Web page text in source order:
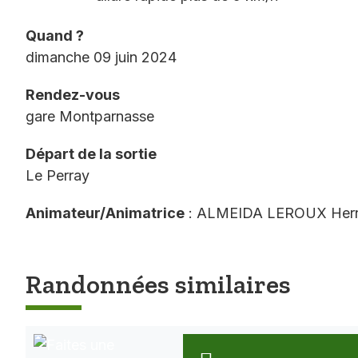
Quand ?
dimanche 09 juin 2024
Rendez-vous
gare Montparnasse
Départ de la sortie
Le Perray
Animateur/Animatrice : ALMEIDA LEROUX
Randonnées similaires